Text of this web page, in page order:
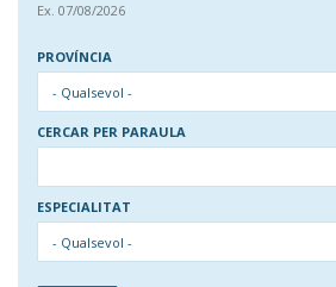
Ex. 07/08/2026
PROVÍNCIA
CERCAR PER PARAULA
ESPECIALITAT